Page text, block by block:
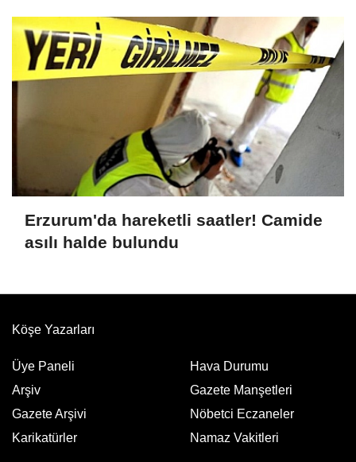
Erzurum'da hareketli saatler! Camide
asılı halde bulundu
Köşe Yazarları
Üye Paneli
Arşiv
Gazete Arşivi
Karikatürler
Hava Durumu
Gazete Manşetleri
Nöbetci Eczaneler
Namaz Vakitleri